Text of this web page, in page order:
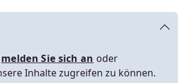
melden Sie sich an oder
Inhalte zugreifen zu können.